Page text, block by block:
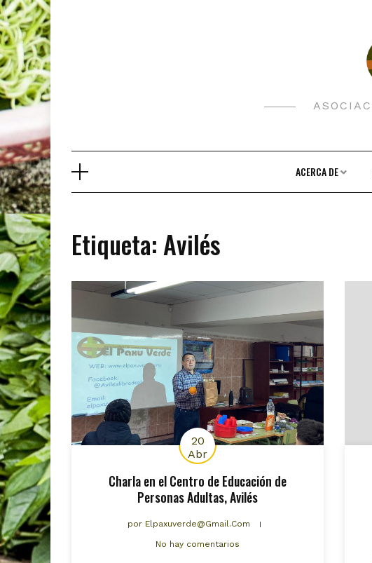
Saltar
al
contenido
ACERCA DE
Etiqueta: Avilés
20
Abr
Charla en el Centro de Educación de
Personas Adultas, Avilés
por Elpaxuverde@gmail.com
No hay comentarios